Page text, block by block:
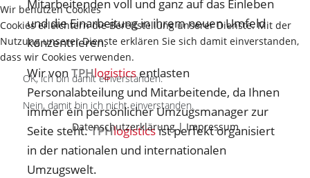
Mitarbeitenden voll und ganz auf das Einleben
und die Einarbeitung in ihrem neuen Umfeld
konzentrieren.
Wir vonTPHlogisticsentlasten
Personalabteilung und Mitarbeitende, da Ihnen
immer ein persönlicher Umzugsmanager zur
Seite steht.TPHlogisticsist perfekt organisiert
in der nationalen und internationalen
Umzugswelt.
Wir benutzen Cookies
Cookies erleichtern die Bereitstellung unserer Dienste. Mit der
Nutzung unserer Dienste erklären Sie sich damit einverstanden,
dass wir Cookies verwenden.
OK, ich bin damit einverstanden.
Nein, damit bin ich nicht einverstanden.
Datenschutzerklärung|Impressum